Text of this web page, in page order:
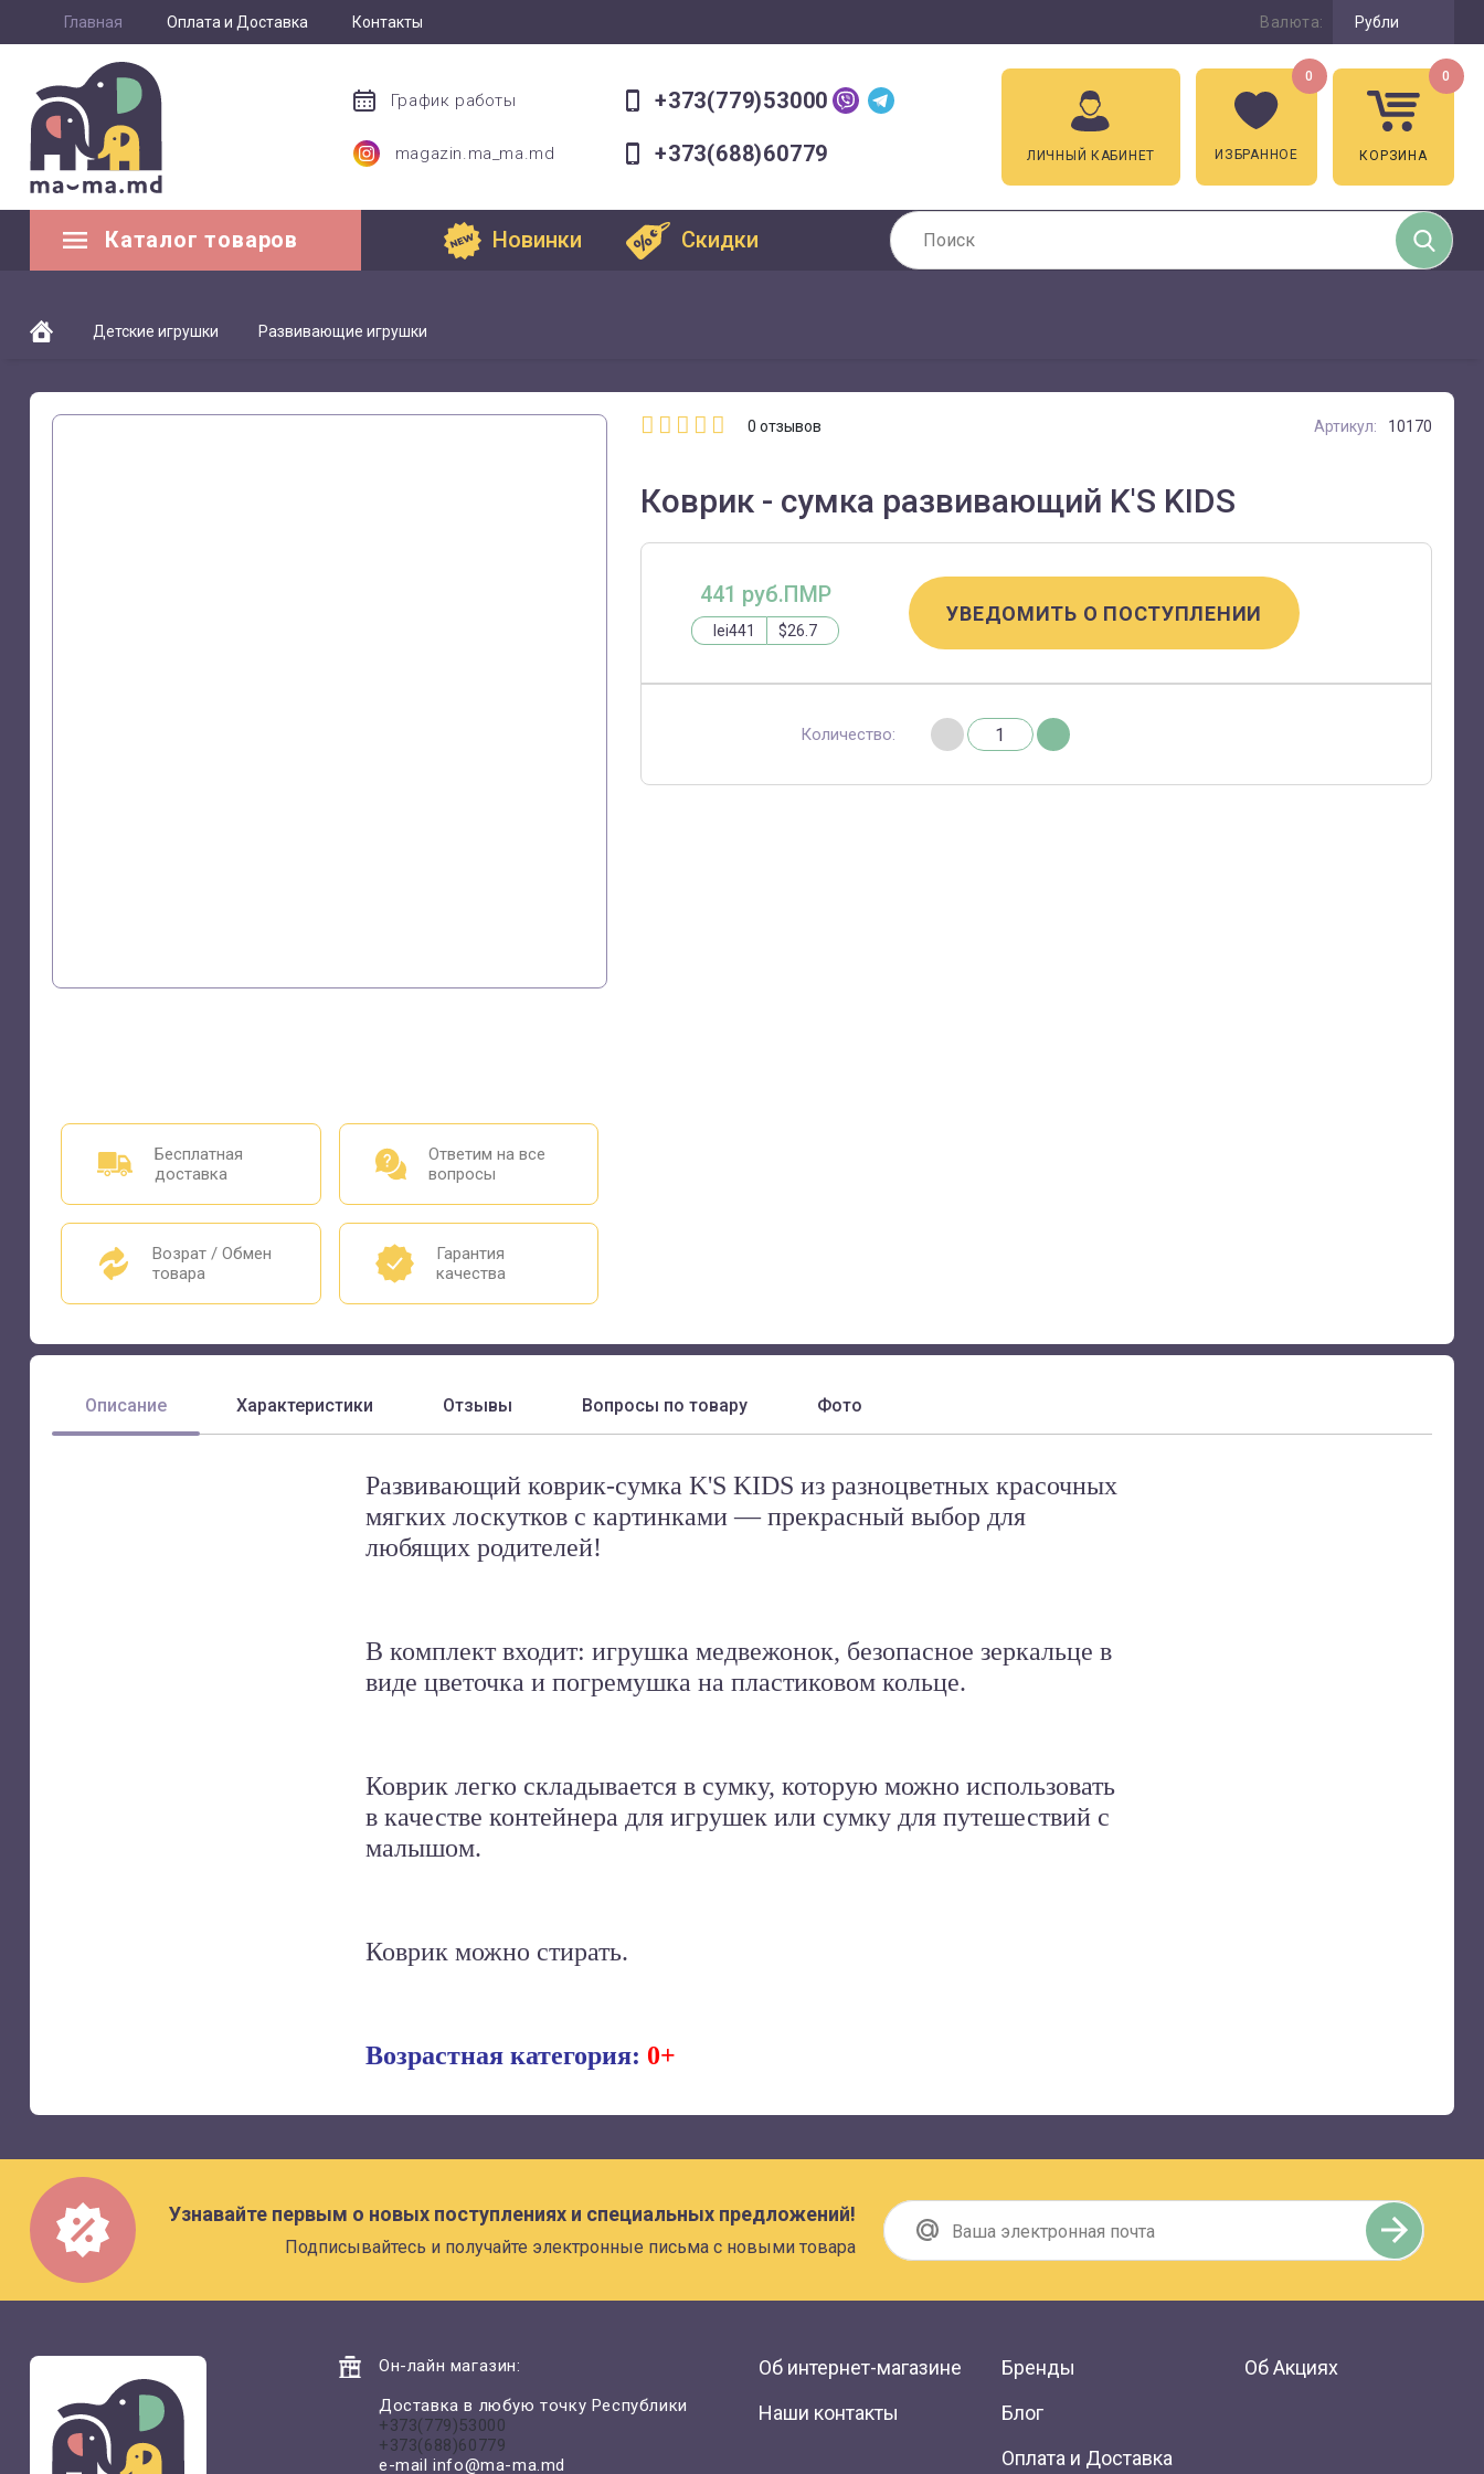
Главная Оплата и Доставка Контакты Валюта: Рубли
График работы +373(779)53000
magazin.ma_ma.md +373(688)60779 ЛИЧНЫЙ КАБИНЕТ ИЗБРАННОЕ
0
КОРЗИНА
0
Каталог товаров Новинки Скидки
Детские игрушки Развивающие игрушки
Бесплатная
доставка
Ответим на все
вопросы
Возрат / Обмен
товара
Гарантия
качества
0отзывов Артикул: 10170
Коврик - сумка развивающий K'S KIDS
441 руб.ПМР
lei441 $26.7
УВЕДОМИТЬ О ПОСТУПЛЕНИИ
Количество:
Описание Характеристики Отзывы Вопросы по товару Фото
Развивающий коврик-сумка K'S KIDS из разноцветных красочных
мягких лоскутков с картинками — прекрасный выбор для
любящих родителей!
В комплект входит:игрушка медвежонок, безопасное зеркальце в
виде цветочка и погремушка на пластиковом кольце.
Коврик легко складывается в сумку, которую можно использовать
в качестве контейнера для игрушек или сумку для путешествий с
малышом.
Коврик можно стирать.
Возрастная категория: 0+
Узнавайте первым о новых поступлениях и специальных предложений!
Подписывайтесь и получайте электронные письма с новыми товара
Он-лайн магазин:
Доставка в любую точку Республики
+373(779)53000
+373(688)60779
e-mailinfo@ma-ma.md
Об интернет-магазине
Наши контакты
Бренды
Блог
Оплата и Доставка
Об Акциях